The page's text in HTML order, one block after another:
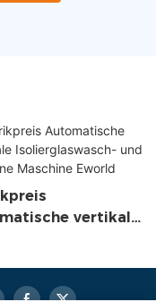
vertikale